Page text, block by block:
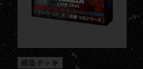
構築デッキ